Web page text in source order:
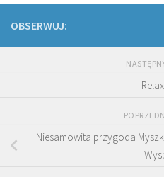
OBSERWUJ:
Niesamowita przygoda